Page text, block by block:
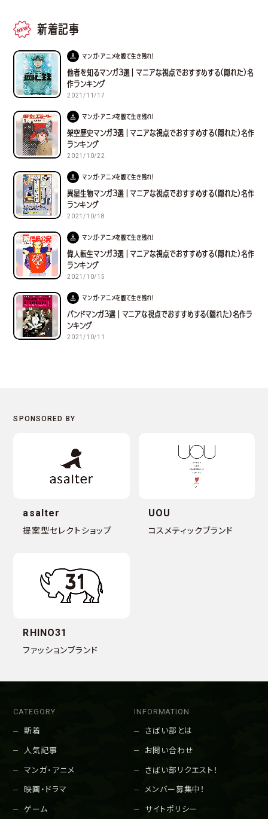
新着記事
マンガ・アニメを観て生き残れ！
他者を知るマンガ３選｜マニアな視点でおすすめする(隠れた)名
作ランキング
2021/11/17
マンガ・アニメを観て生き残れ！
架空歴史マンガ３選｜マニアな視点でおすすめする(隠れた)名作
ランキング
2021/10/22
マンガ・アニメを観て生き残れ！
異星生物マンガ３選｜マニアな視点でおすすめする(隠れた)名作
ランキング
2021/10/18
マンガ・アニメを観て生き残れ！
偉人転生マンガ３選｜マニアな視点でおすすめする(隠れた)名作
ランキング
2021/10/15
マンガ・アニメを観て生き残れ！
バンドマンガ３選｜マニアな視点でおすすめする(隠れた)名作ラ
ンキング
2021/10/11
asalter
提案型セレクトショップ
UOU
コスメティックブランド
RHINO31
ファッションブランド
CATEGORY
新着
人気記事
マンガ・アニメ
映画・ドラマ
ゲーム
INFORMATION
さばい部とは
お問い合わせ
さばい部リクエスト！
メンバー募集中！
サイトポリシー